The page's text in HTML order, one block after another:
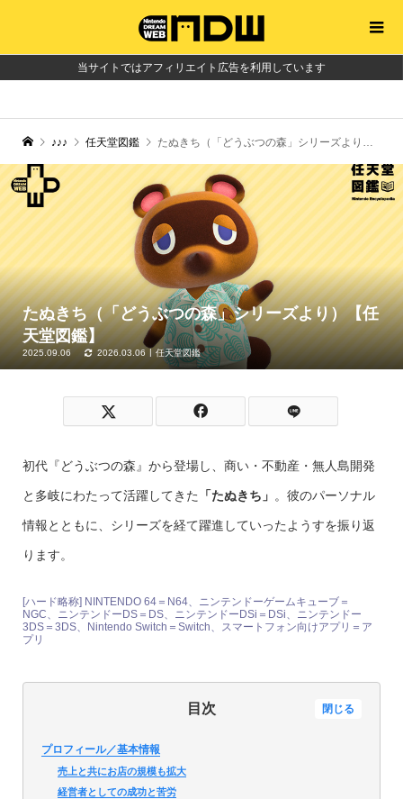
当サイトではアフィリエイト広告を利用しています
♪♪♪ 任天堂図鑑 たぬきち（「どうぶつの森」シリーズより）【任天堂図鑑】
たぬきち（「どうぶつの森」シリーズより）【任
天堂図鑑】
2025.09.06 2026.03.06 任天堂図鑑
初代『どうぶつの森』から登場し、商い・不動産・無人島開発
と多岐にわたって活躍してきた 「たぬきち」 。彼のパーソナル
情報とともに、シリーズを経て躍進していったようすを振り返
ります。
[ハード略称] NINTENDO 64＝N64、ニンテンドーゲームキューブ＝
NGC、ニンテンドーDS＝DS、ニンテンドーDSi＝DSi、ニンテンドー
3DS＝3DS、Nintendo Switch＝Switch、スマートフォン向けアプリ＝ア
プリ
目次 閉じる
プロフィール／基本情報
売上と共にお店の規模も拡大
経営者としての成功と苦労